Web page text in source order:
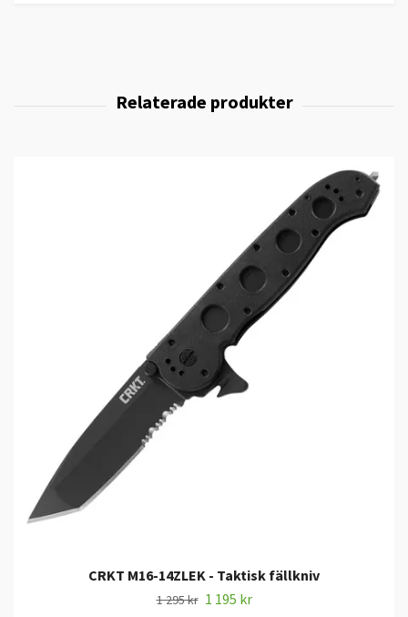
CRKT M16-14ZLEK - Taktisk fällkniv
1 295 kr 1 195 kr